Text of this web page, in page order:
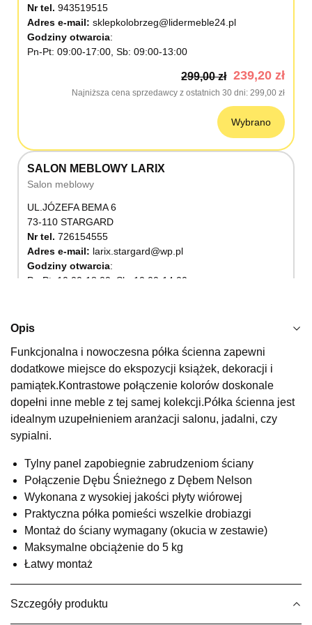
Nr tel. 943519515
Adres e-mail: sklepkolobrzeg@lidermeble24.pl
Godziny otwarcia
Pn-Pt: 09:00-17:00, Sb: 09:00-13:00
299,00 zł 239,20 zł
Najniższa cena sprzedawcy z ostatnich 30 dni 299,00 zł
Wybrano
SALON MEBLOWY LARIX
Salon meblowy
UL.JÓZEFA BEMA 6
73-110 STARGARD
Nr tel. 726154555
Adres e-mail: larix.stargard@wp.pl
Godziny otwarcia
Pn-Pt: 10:00-18:00, Sb: 10:00-14:00
Wybierz
SALON MEBLOWY KUBUŚ
Salon meblowy
UL.RZEMIEŚLNICZA 6
Nr tel. 507103199
Godziny otwarcia
Pn-Pt: 10:00-18:00, Sb: 10:00-14:00
299,00 zł 239,20 zł
Najniższa cena sprzedawcy z ostatnich 30 dni 299,00 zł
SALON MEBLOWY M JAK MEBLE
Opis
Funkcjonalna i nowoczesna półka ścienna zapewni
dodatkowe miejsce do ekspozycji książek, dekoracji i
pamiątek.Kontrastowe połączenie kolorów doskonale
dopełni inne meble z tej samej kolekcji.Półka ścienna jest
idealnym uzupełnieniem aranżacji salonu, jadalni, czy
sypialni.
Tylny panel zapobiegnie zabrudzeniom ściany
Połączenie Dębu Śnieżnego z Dębem Nelson
Wykonana z wysokiej jakości płyty wiórowej
Praktyczna półka pomieści wszelkie drobiazgi
Montaż do ściany wymagany (okucia w zestawie)
Maksymalne obciążenie do 5 kg
Łatwy montaż
Szczegóły produktu